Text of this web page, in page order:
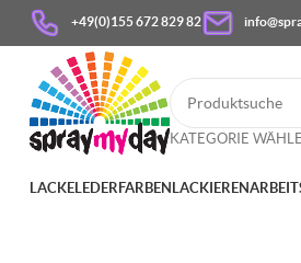
+49(0)155 672 829 82
KATEGORIE
LACKELEDERFARBENLACKIEREN